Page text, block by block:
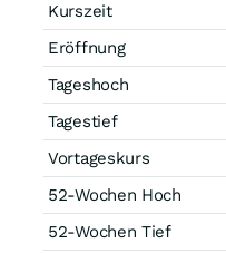
Kurszeit
Eröffnung
Tageshoch
Tagestief
Vortageskurs
52-Wochen Hoch
52-Wochen Tief